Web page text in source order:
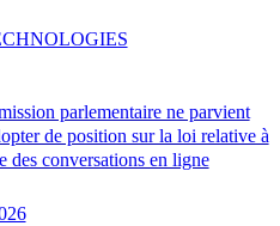
parlementaire ne parvient
de position sur la loi relative à
des conversations en ligne